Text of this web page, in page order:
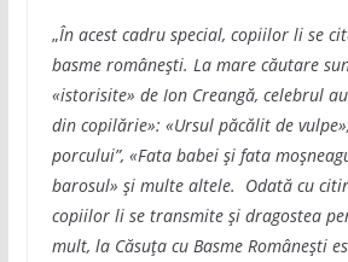
„În acest cadru special, copiilor li se
basme românești. La mare căutare
«istorisite» de Ion Creangă, celebrul
din copilărie»: «Ursul păcălit de
porcului”, «Fata babei și fata
barosul» și multe altele. Odată cu
copiilor li se transmite și dragostea
mult, la Căsuța cu Basme Românești